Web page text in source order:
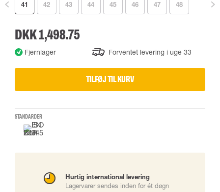
41 42 43 44 45 46 47 48
DKK 1,498.75
Fjernlager Forventet levering i uge 33
TILFØJ TIL KURV
STANDARDER
Hurtig international levering
Lagervarer sendes inden for ét døgn